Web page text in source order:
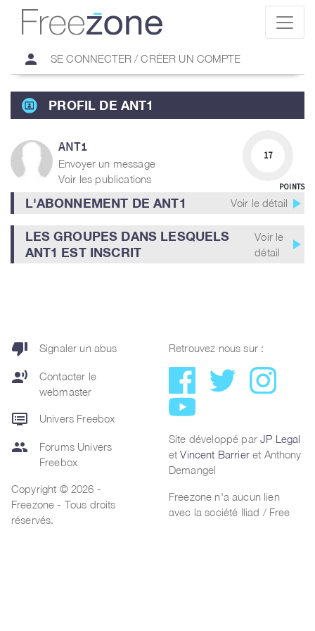
person SE CONNECTER / CRÉER UN COMPTE
PROFIL DE ANT1
ANT1
Envoyer un message
Voir les publications
17
POINTS
L'ABONNEMENT DE ANT1 Voir le détail play_arrow
LES GROUPES DANS LESQUELS
ANT1 EST INSCRIT
Voir le
détail
play_arrow
thumb_down Signaler un abus
record_voice_over
Contacter le
webmaster
dvr Univers Freebox
group
Forums Univers
Freebox
Copyright © 2026 -
Freezone - Tous droits
réservés.
Retrouvez nous sur :
Site développé parJP Legal
etVincent Barrieret Anthony
Demangel
Freezone n'a aucun lien
avec la société Iliad / Free